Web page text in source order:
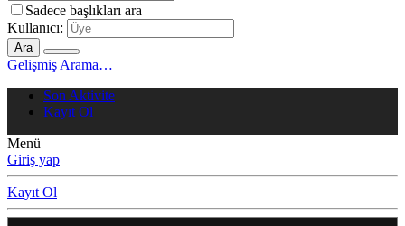
Sadece başlıkları ara
Kullanıcı:
Ara
Gelişmiş Arama…
Son Aktivite
Kayıt Ol
Menü
Giriş yap
Kayıt Ol